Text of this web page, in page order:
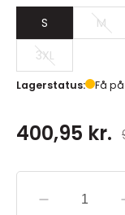
S
M
3XL
Lagerstatus: Få
400,95 kr.